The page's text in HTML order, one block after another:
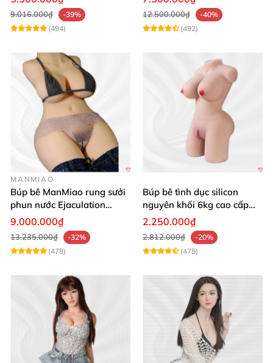
9.016.000₫
-39%
(494)
12.500.000₫
-40%
(492)
MANMIAO
Búp bê ManMiao rung sưởi
phun nước Ejaculation
Queen chuẩn
9.000.000₫
13.235.000₫
-32%
(478)
Búp bê tình dục silicon
nguyên khối 6kg cao cấp
giá rẻ sexy gợi cảm
2.250.000₫
2.812.000₫
-20%
(475)